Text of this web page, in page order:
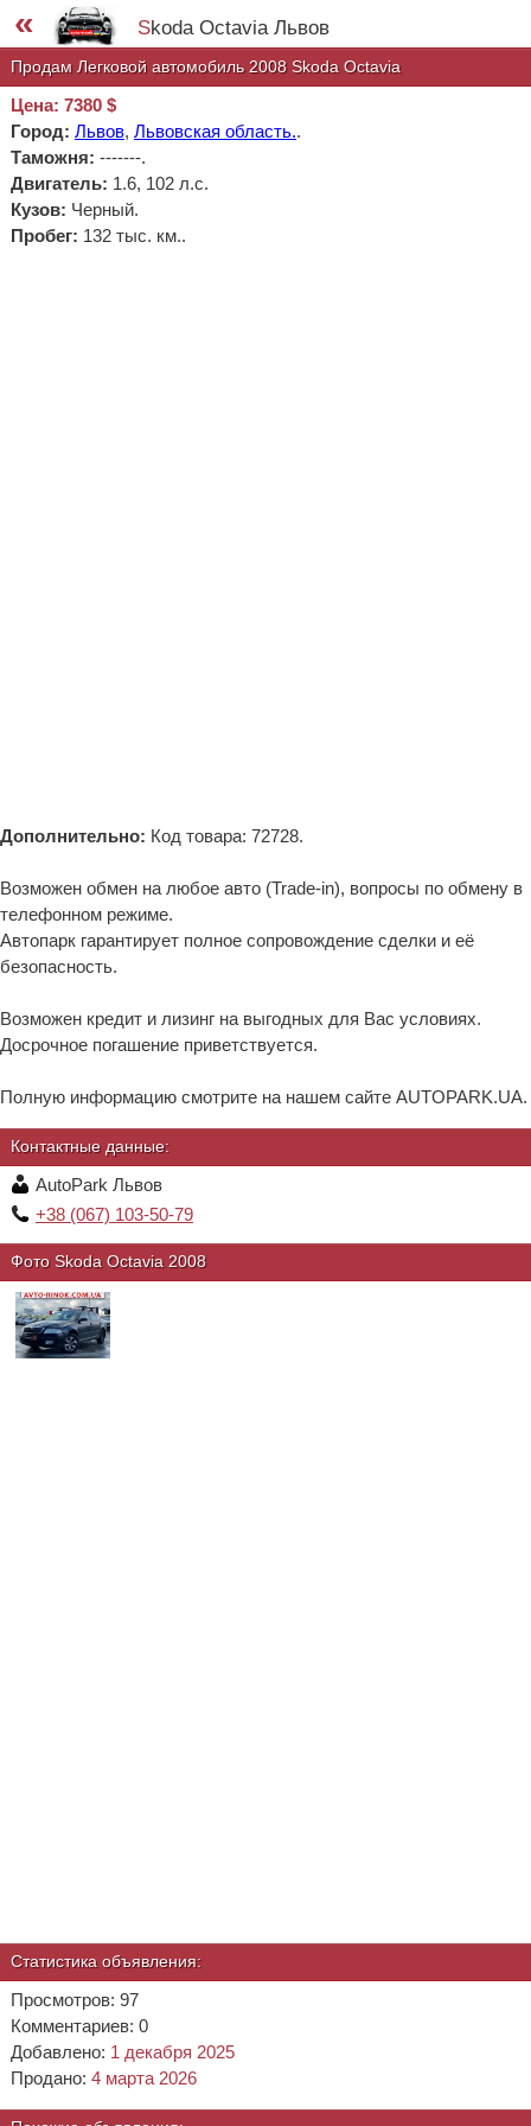
« Skoda Octavia Львов
Продам Легковой автомобиль 2008 Skoda Octavia
Цена: 7380 $
Город: Львов, Львовская область..
Таможня: -------.
Двигатель: 1.6, 102 л.с.
Кузов: Черный.
Пробег: 132 тыс. км..
Дополнительно: Код товара: 72728.
Возможен обмен на любое авто (Trade-in), вопросы по обмену в
телефонном режиме.
Автопарк гарантирует полное сопровождение сделки и её
безопасность.
Возможен кредит и лизинг на выгодных для Вас условиях.
Досрочное погашение приветствуется.
Полную информацию смотрите на нашем сайте AUTOPARK.UA.
Контактные данные:
AutoPark Львов
+38 (067) 103-50-79
Фото Skoda Octavia 2008
Статистика объявления:
Просмотров: 97
Комментариев: 0
Добавлено: 1 декабря 2025
Продано: 4 марта 2026